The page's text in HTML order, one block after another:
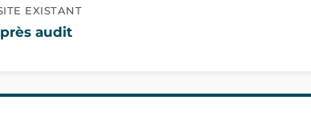
EXISTANT
audit